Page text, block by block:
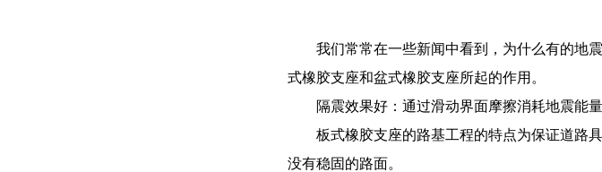
我们常常在一些新闻中看到，为什么有的地
式橡胶支座和盆式橡胶支座所起的作用。
隔震效果好：通过滑动界面摩擦消耗地震能
板式橡胶支座的路基工程的特点为保证道路
没有稳固的路面。